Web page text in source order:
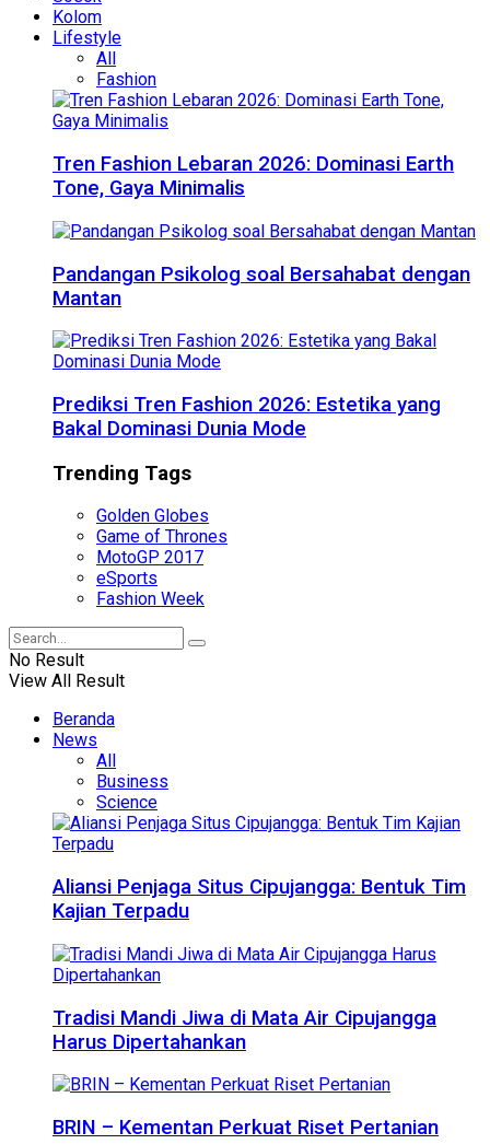
Kolom
Lifestyle
All
Fashion
Tren Fashion Lebaran 2026: Dominasi Earth
Tone, Gaya Minimalis
Pandangan Psikolog soal Bersahabat dengan
Mantan
Prediksi Tren Fashion 2026: Estetika yang
Bakal Dominasi Dunia Mode
Trending Tags
Golden Globes
Game of Thrones
MotoGP 2017
eSports
Fashion Week
No Result
View All Result
Beranda
News
All
Business
Science
Aliansi Penjaga Situs Cipujangga: Bentuk Tim
Kajian Terpadu
Tradisi Mandi Jiwa di Mata Air Cipujangga
Harus Dipertahankan
BRIN – Kementan Perkuat Riset Pertanian